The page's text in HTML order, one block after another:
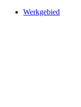
Werkgebied